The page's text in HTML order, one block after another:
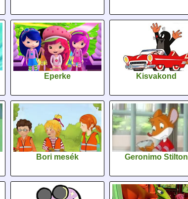
Eperke Kisvakond
Bori mesék Geronimo Stilton